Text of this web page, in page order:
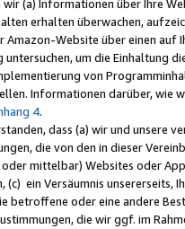
(a) Informationen über Ihre
erhalten überwachen,
Website über einen
um die Einhaltung
von
Informationen darüber, wie
4.
dass (a) wir und
die von den in dieser
mittelbar) Websites oder
ein Versäumnis unsererseits,
betroffene oder eine andere
die wir ggf. im